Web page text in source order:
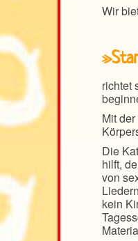
Wir
richtet
Mit
Die
hilft,
von
kein